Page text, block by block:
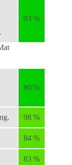
93 %
90 %
98 %
84 %
83 %